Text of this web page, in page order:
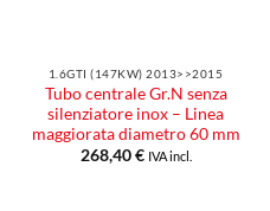
1.6GTI (147KW) 2013>>2015
Tubo centrale Gr.N senza
silenziatore inox – Linea
maggiorata diametro 60 mm
268,40€ IVA incl.